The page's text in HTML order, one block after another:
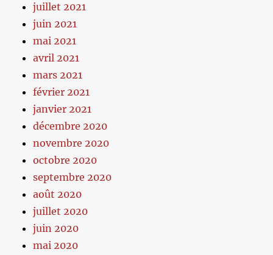
juillet 2021
juin 2021
mai 2021
avril 2021
mars 2021
février 2021
janvier 2021
décembre 2020
novembre 2020
octobre 2020
septembre 2020
août 2020
juillet 2020
juin 2020
mai 2020